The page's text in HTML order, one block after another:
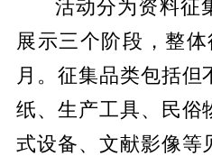
活动分为资料征
展示三个阶段，整
月。征集品类包括但
纸、生产工具、民俗
式设备、文献影像等